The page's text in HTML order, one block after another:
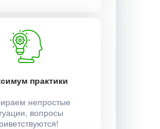
практики
непростые
вопросы